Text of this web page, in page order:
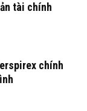
tài chính
chính